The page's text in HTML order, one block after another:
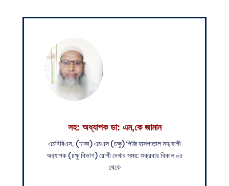
সহ: অধ্যাপক ডা: এম,কে জামান
এম‌বি‌বিএস, (ঢাকা) এমএস (চক্ষু) পি‌জি হাসপাতাল সহ‌যোগী
অধ‌্যাপক (চক্ষু বিভাগ) রোগী দেখার সময়: শুক্রবার বিকাল ০৫
থে‌কে